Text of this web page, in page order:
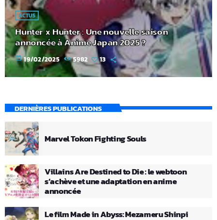
ACTUS
Hunter x Hunter : Une nouvelle saison
annoncée à Anime Japan 2025 ?
today 19/02/2025 5982 13
DERNIÈRES PUBLICATIONS
Marvel Tokon Fighting Souls
Villains Are Destined to Die : le webtoon
s’achève et une adaptation en anime
annoncée
Le film Made in Abyss: Mezameru Shinpi